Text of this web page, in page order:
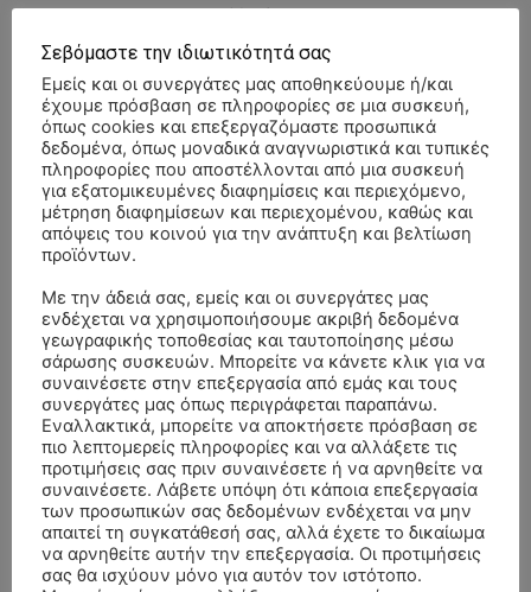
- Advertisment -
ΣΥΛΛΥΠΗΤΗΡΙΑ ΜΗΝΥΜΑΤΑ
Αλέξανδρος Σέρβος επίΚΗΔΕΙΑ – ΣΑΒΒΑΤΟ 25/7/2026 –
ΧΑΡΑΛΑΜΠΟΣ ΚΑΥΚΙΑΣ ΕΤΩΝ 57
ΧΡΙΣΤΙΝΑεπίΚΗΔΕΙΑ – ΤΡΙΤΗ 4/8/2026 – ΧΡΗΣΤΟΣ Α. ΠΑΛΙΟΥΡΑΣ
Σεβόμαστε την ιδιωτικότητά σας
Εμείς και οι συνεργάτες μας αποθηκεύουμε ή/και
έχουμε πρόσβαση σε πληροφορίες σε μια συσκευή,
όπως cookies και επεξεργαζόμαστε προσωπικά
δεδομένα, όπως μοναδικά αναγνωριστικά και τυπικές
πληροφορίες που αποστέλλονται από μια συσκευή
για εξατομικευμένες διαφημίσεις και περιεχόμενο,
μέτρηση διαφημίσεων και περιεχομένου, καθώς και
απόψεις του κοινού για την ανάπτυξη και βελτίωση
προϊόντων.
Με την άδειά σας, εμείς και οι συνεργάτες μας
ενδέχεται να χρησιμοποιήσουμε ακριβή δεδομένα
γεωγραφικής τοποθεσίας και ταυτοποίησης μέσω
σάρωσης συσκευών. Μπορείτε να κάνετε κλικ για να
συναινέσετε στην επεξεργασία από εμάς και τους
συνεργάτες μας όπως περιγράφεται παραπάνω.
Εναλλακτικά, μπορείτε να αποκτήσετε πρόσβαση σε
πιο λεπτομερείς πληροφορίες και να αλλάξετε τις
προτιμήσεις σας πριν συναινέσετε ή να αρνηθείτε να
συναινέσετε. Λάβετε υπόψη ότι κάποια επεξεργασία
των προσωπικών σας δεδομένων ενδέχεται να μην
απαιτεί τη συγκατάθεσή σας, αλλά έχετε το δικαίωμα
να αρνηθείτε αυτήν την επεξεργασία. Οι προτιμήσεις
σας θα ισχύουν μόνο για αυτόν τον ιστότοπο.